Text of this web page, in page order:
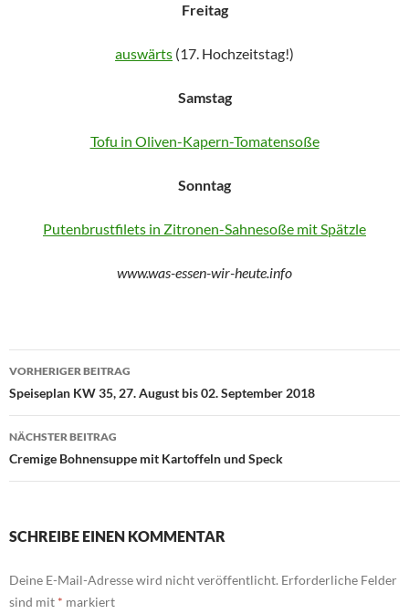
Freitag
auswärts (17. Hochzeitstag!)
Samstag
Tofu in Oliven-Kapern-Tomatensoße
Sonntag
Putenbrustfilets in Zitronen-Sahnesoße mit Spätzle
www.was-essen-wir-heute.info
Beitragsnavigation
VORHERIGER BEITRAG
Speiseplan KW 35, 27. August bis 02. September 2018
NÄCHSTER BEITRAG
Cremige Bohnensuppe mit Kartoffeln und Speck
SCHREIBE EINEN KOMMENTAR
Deine E-Mail-Adresse wird nicht veröffentlicht. Erforderliche Felder
sind mit * markiert